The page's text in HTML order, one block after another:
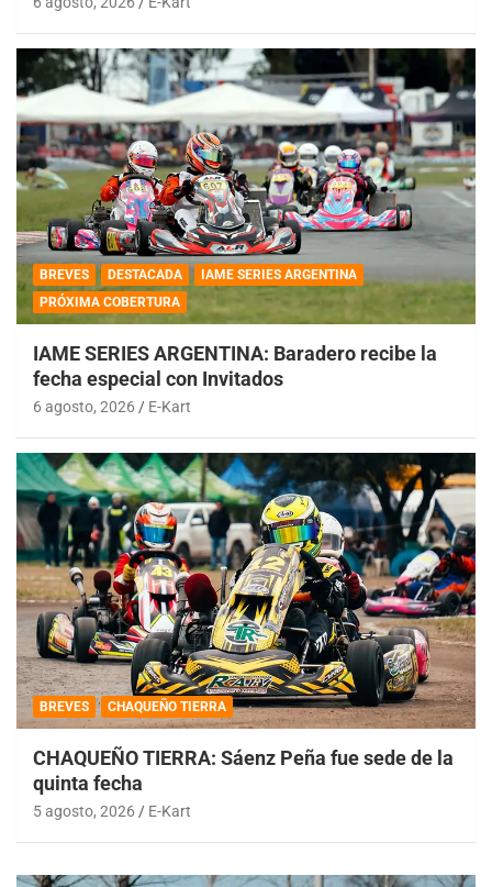
BREVES DESTACADA
IAME SERIES ARGENTINA
PRÓXIMA COBERTURA
IAME SERIES ARGENTINA: Baradero recibe la
fecha especial con Invitados
6 agosto, 2026 E-Kart
BREVES CHAQUEÑO TIERRA
CHAQUEÑO TIERRA: Sáenz Peña fue sede de la
quinta fecha
5 agosto, 2026 E-Kart